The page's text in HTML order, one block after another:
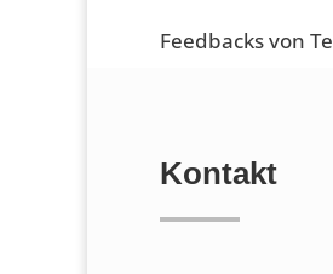
Feedbacks von
Kontakt